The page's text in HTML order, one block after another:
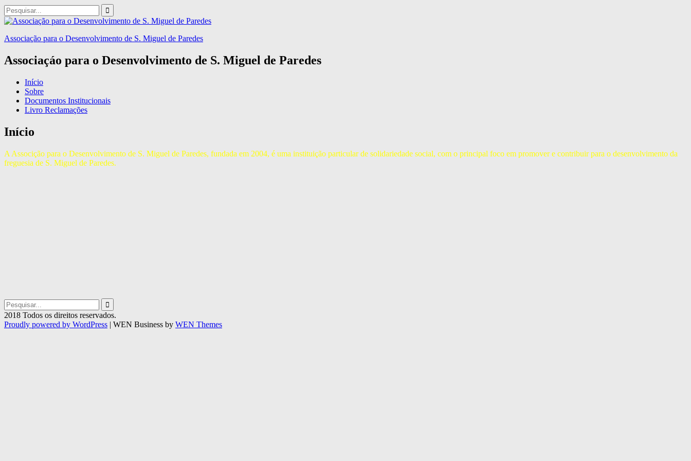
Skip
to
content
Search
for:
Associação para o Desenvolvimento de S. Miguel de Paredes
Associaçáo para o Desenvolvimento de S. Miguel de Paredes
Início
Sobre
Documentos Institucionais
Livro Reclamações
Início
A Associção para o Desenvolvimento de S. Miguel de Paredes, fundada em 2004, é uma instituição particular de solidariedade social, com o principal foco em promover e contribuir para o desenvolvimento da
freguesia de S. Miguel de Paredes.
Search
for:
2018 Todos os direitos reservados.
Proudly powered by WordPress | WEN Business by WEN Themes